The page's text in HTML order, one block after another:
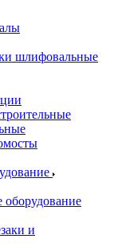
шлифовальные
оборудование
и